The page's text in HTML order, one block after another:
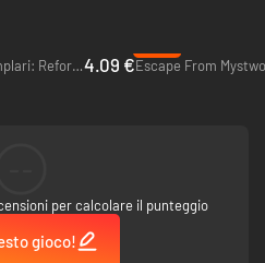
il dispositivo magico conosciuto
scene del crimine e osservare come
luogo. Sfrutta queste informazioni
e arrivare al cuore del mistero!
Broken Sword - Il Segreto dei Templari: Reforged - PC & Mac (Steam)4.09 €Escape From
per calcolare il punteggio
gioco!